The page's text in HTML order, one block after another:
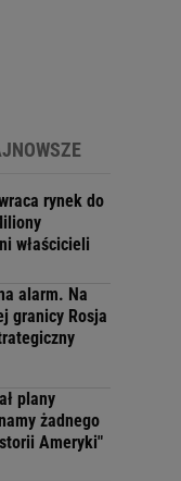
rynek do
właścicieli
alarm. Na
granicy Rosja
plany
żadnego
Ameryki"